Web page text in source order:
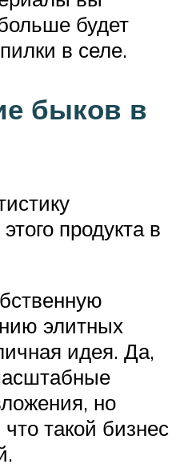
будет
в селе.
быков в
продукта в
элитных
идея. Да,
но
такой бизнес